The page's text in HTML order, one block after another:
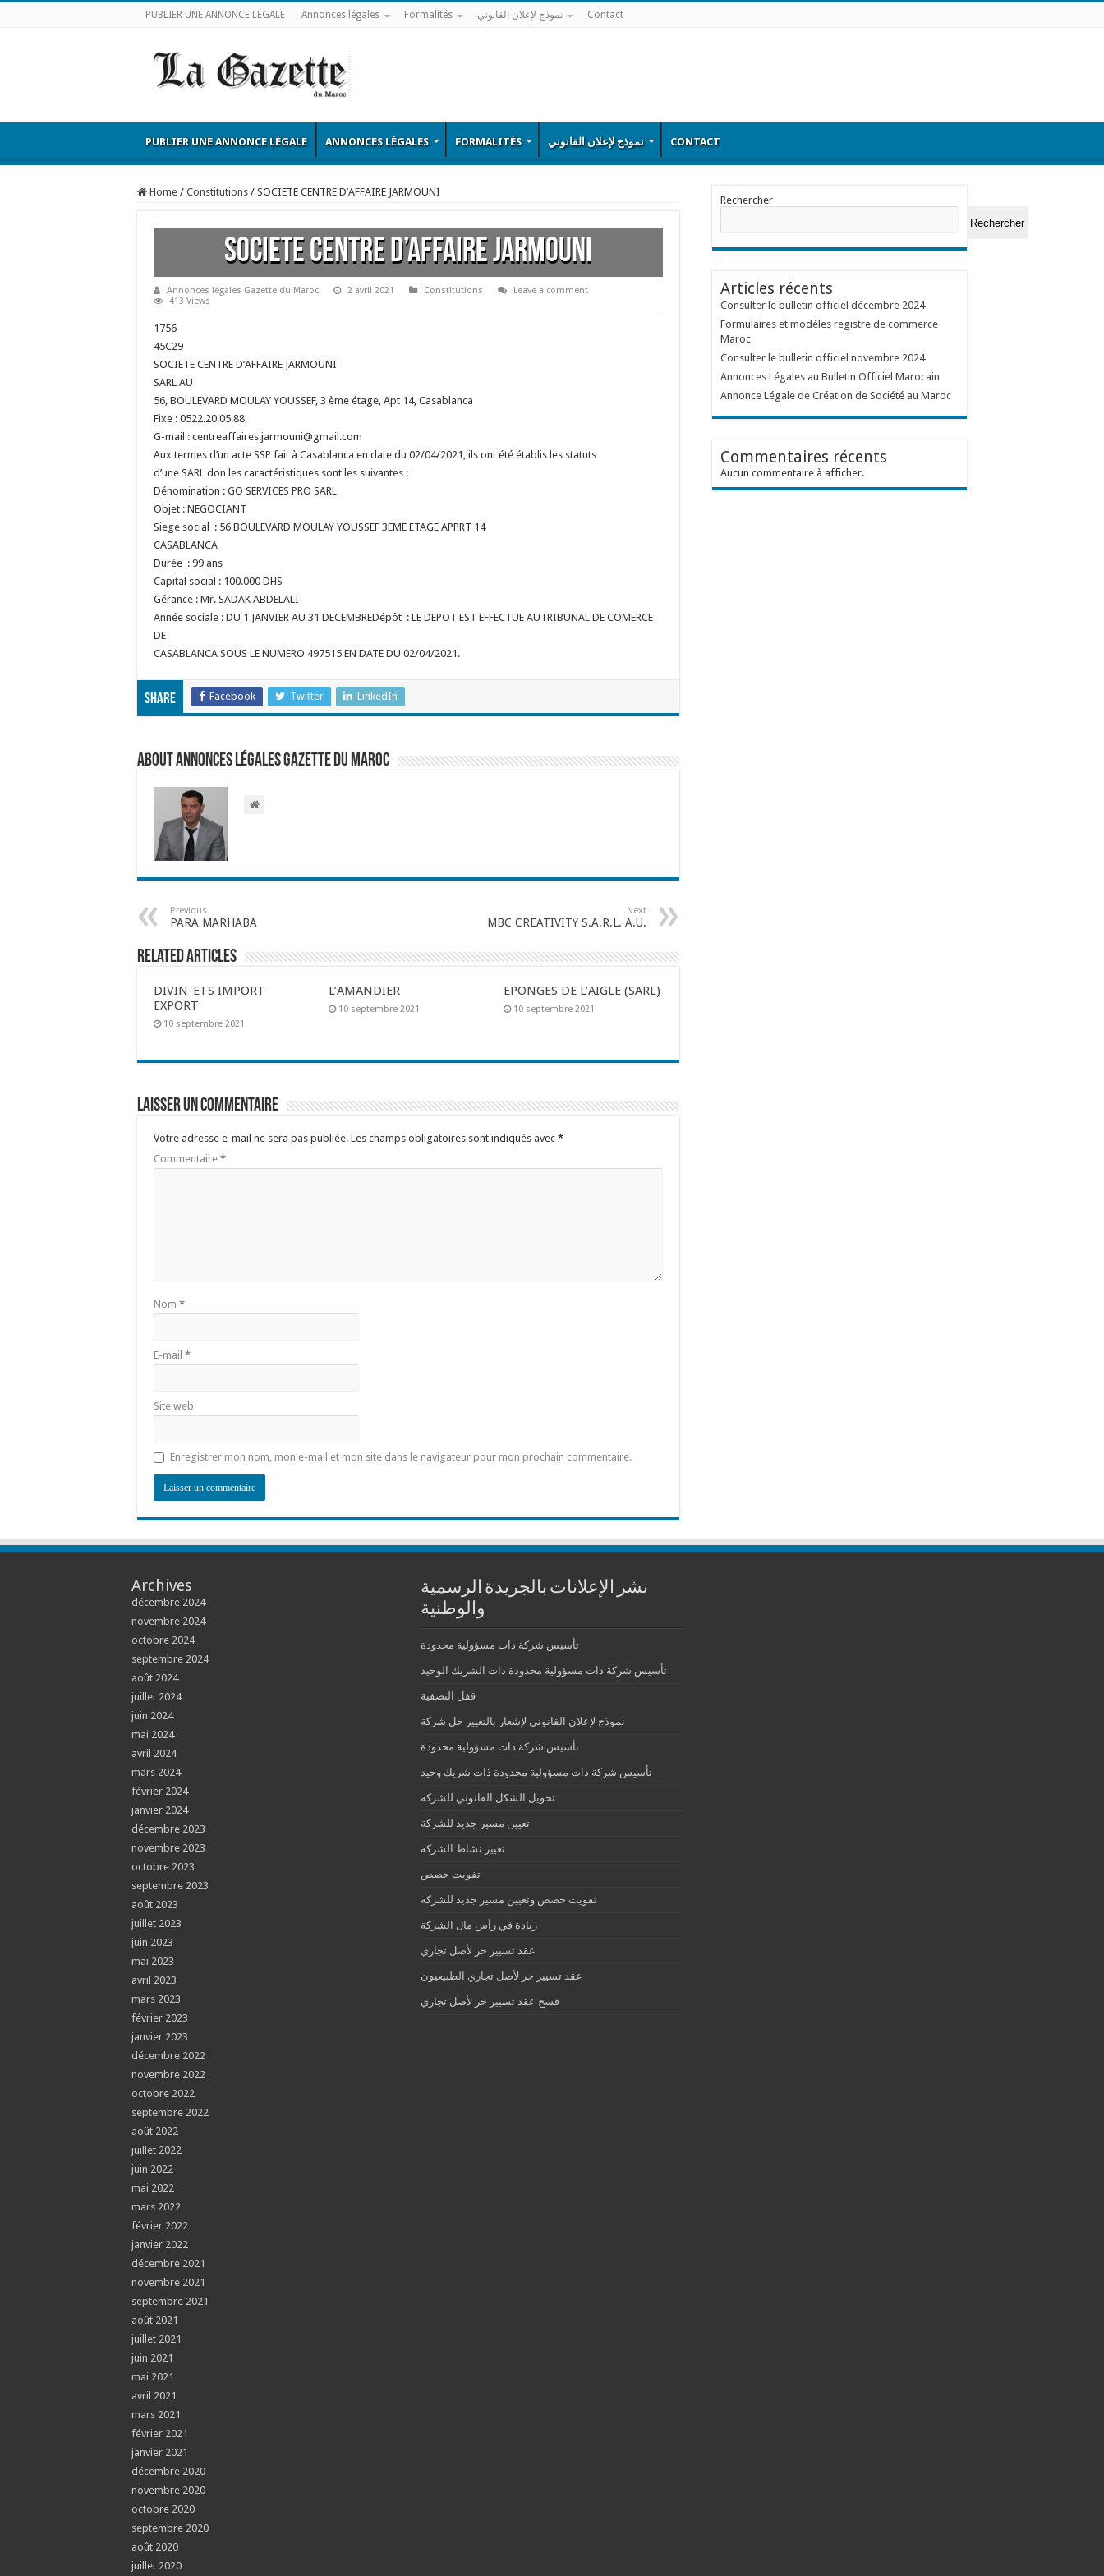
PUBLIER UNE ANNONCE LÉGALE Annonces légales Formalités نموذج لإعلان القانوني Contact
PUBLIER UNE ANNONCE LÉGALE ANNONCES LÉGALES FORMALITÉS نموذج لإعلان القانوني CONTACT
Home / Constitutions / SOCIETE CENTRE D’AFFAIRE JARMOUNI
SOCIETE CENTRE D’AFFAIRE JARMOUNI
Annonces légales Gazette du Maroc 2 avril 2021 Constitutions
Leave a comment
413 Views
1756
45C29
SOCIETE CENTRE D’AFFAIRE JARMOUNI
SARL AU
56, BOULEVARD MOULAY YOUSSEF, 3 ème étage, Apt 14, Casablanca
Fixe : 0522.20.05.88
G-mail : centreaffaires.jarmouni@gmail.com
Aux termes d’un acte SSP fait à Casablanca en date du 02/04/2021, ils ont été établis les statuts
d’une SARL don les caractéristiques sont les suivantes :
Dénomination : GO SERVICES PRO SARL
Objet : NEGOCIANT
Siege social : 56 BOULEVARD MOULAY YOUSSEF 3EME ETAGE APPRT 14
CASABLANCA
Durée : 99 ans
Capital social : 100.000 DHS
Gérance : Mr. SADAK ABDELALI
Année sociale : DU 1 JANVIER AU 31 DECEMBREDépôt : LE DEPOT EST EFFECTUE AUTRIBUNAL DE COMERCE
DE
CASABLANCA SOUS LE NUMERO 497515 EN DATE DU 02/04/2021.
Share Facebook Twitter LinkedIn
About Annonces légales Gazette du Maroc
Previous
PARA MARHABA
Next
MBC CREATIVITY S.A.R.L. A.U.
Related Articles
DIVIN-ETS IMPORT
EXPORT
10 septembre 2021
L’AMANDIER
10 septembre 2021
EPONGES DE L’AIGLE (SARL)
10 septembre 2021
Laisser un commentaire
Votre adresse e-mail ne sera pas publiée. Les champs obligatoires sont indiqués avec *
Commentaire *
Nom *
E-mail *
Site web
Enregistrer mon nom, mon e-mail et mon site dans le navigateur pour mon prochain commentaire.
Rechercher
Rechercher
Articles récents
Consulter le bulletin officiel décembre 2024
Formulaires et modèles registre de commerce
Maroc
Consulter le bulletin officiel novembre 2024
Annonces Légales au Bulletin Officiel Marocain
Annonce Légale de Création de Société au Maroc
Commentaires récents
Aucun commentaire à afficher.
Archives
décembre 2024
novembre 2024
octobre 2024
septembre 2024
août 2024
juillet 2024
juin 2024
mai 2024
avril 2024
mars 2024
février 2024
janvier 2024
décembre 2023
novembre 2023
octobre 2023
septembre 2023
août 2023
juillet 2023
juin 2023
mai 2023
avril 2023
mars 2023
février 2023
janvier 2023
décembre 2022
novembre 2022
octobre 2022
septembre 2022
août 2022
juillet 2022
juin 2022
mai 2022
mars 2022
février 2022
janvier 2022
décembre 2021
novembre 2021
septembre 2021
août 2021
juillet 2021
juin 2021
mai 2021
avril 2021
mars 2021
février 2021
janvier 2021
décembre 2020
novembre 2020
octobre 2020
septembre 2020
août 2020
juillet 2020
نشر الإعلانات بالجريدة الرسمية
والوطنية
تأسيس شركة ذات مسؤولية محدودة
تأسيس شركة ذات مسؤولية محدودة ذات الشريك الوحيد
قفل التصفية
نموذج لإعلان القانوني لإشعار بالتغيير حل شركة
تأسيس شركة ذات مسؤولية محدودة
تأسيس شركة ذات مسؤولية محدودة ذات شريك وحيد
تحويل الشكل القانوني للشركة
تعيين مسير جديد للشركة
تغيير نشاط الشركة
تفويت حصص
تفويت حصص وتعيين مسير جديد للشركة
زيادة في رأس مال الشركة
عقد تسيير حر لأصل تجاري
عقد تسيير حر لأصل تجاري الطبيعيون
فسخ عقد تسيير حر لأصل تجاري